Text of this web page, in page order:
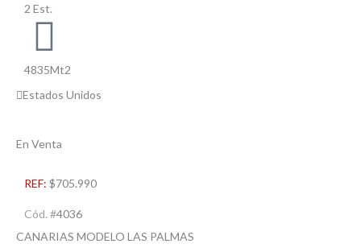
2 Est.
4835Mt2
Estados Unidos
En Venta
REF: $705.990
Cód. #4036
CANARIAS MODELO LAS PALMAS